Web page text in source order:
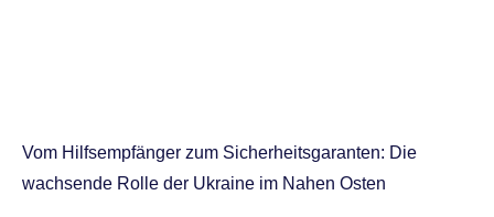
Vom Hilfsempfänger zum Sicherheitsgaranten: Die
wachsende Rolle der Ukraine im Nahen Osten